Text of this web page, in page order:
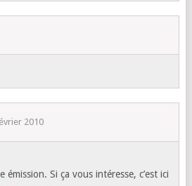
2010
Si ça vous intéresse, c’est ici